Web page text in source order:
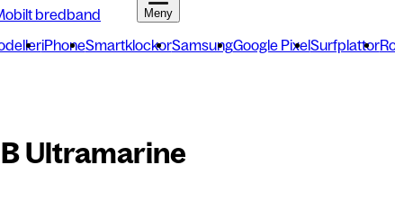
bredband Meny
iPhoneSmartklockorSamsungGoogle PixelSurfplattor
Ultramarine